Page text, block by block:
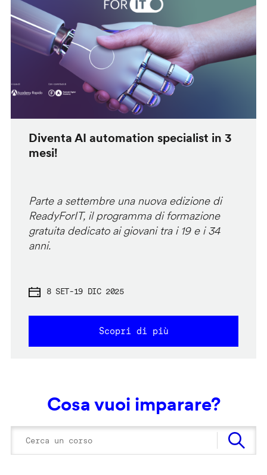
Diventa AI automation specialist in 3
mesi!
Parte a settembre una nuova edizione di
ReadyForIT, il programma di formazione
gratuita dedicato ai giovani tra i 19 e i 34
anni.
8 SET-19 DIC 2025
Scopri di più
Cosa vuoi imparare?